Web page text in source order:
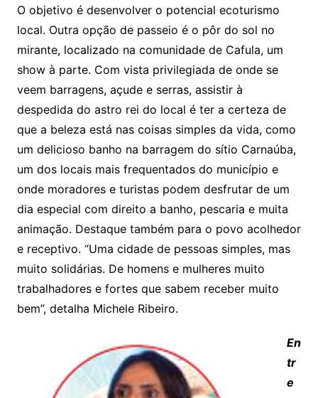
O objetivo é desenvolver o potencial ecoturismo
local. Outra opção de passeio é o pôr do sol no
mirante, localizado na comunidade de Cafula, um
show à parte. Com vista privilegiada de onde se
veem barragens, açude e serras, assistir à
despedida do astro rei do local é ter a certeza de
que a beleza está nas coisas simples da vida, como
um delicioso banho na barragem do sítio Carnaúba,
um dos locais mais frequentados do município e
onde moradores e turistas podem desfrutar de um
dia especial com direito a banho, pescaria e muita
animação. Destaque também para o povo acolhedor
e receptivo. “Uma cidade de pessoas simples, mas
muito solidárias. De homens e mulheres muito
trabalhadores e fortes que sabem receber muito
bem”, detalha Michele Ribeiro.
En
tr
e